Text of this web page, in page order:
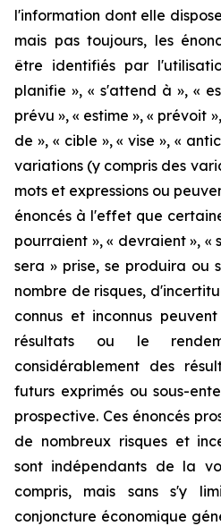
l'information dont elle
mais pas toujours, les
être identifiés par
planifie », « s'attend à », «
prévu », « estime », « prévoit
de », « cible », « vise », «
variations (y compris des
mots et expressions ou
énoncés à l'effet que
pourraient », « devraient », «
sera » prise, se produira ou
nombre de risques,
connus et inconnus
résultats ou le
considérablement des
futurs exprimés ou sous-
prospective. Ces énoncés
de nombreux risques et
sont indépendants de la
compris, mais sans s'y
conjoncture économique